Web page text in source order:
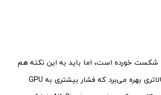
شکست خورده است، اما باید به این نکته هم
اشاره کنیم که نماینده سامسونگ از نمایشگر با رزولوشن بالاتری بهره می‌برد که فشار بیشتری به GPU